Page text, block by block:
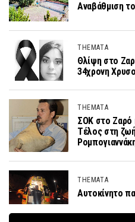
Αναβάθμιση
THEMATA
Θλίψη στο
34χρονη
THEMATA
ΣΟΚ στο Ζαρό
Τέλος στη
THEMATA
Αυτοκίνητο